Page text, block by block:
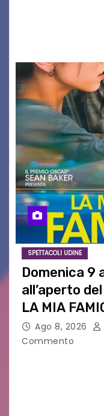
SPETTACOLI UDINE
Domenica 9
all’aperto
LA MIA
Ago 8, 2026
Commento